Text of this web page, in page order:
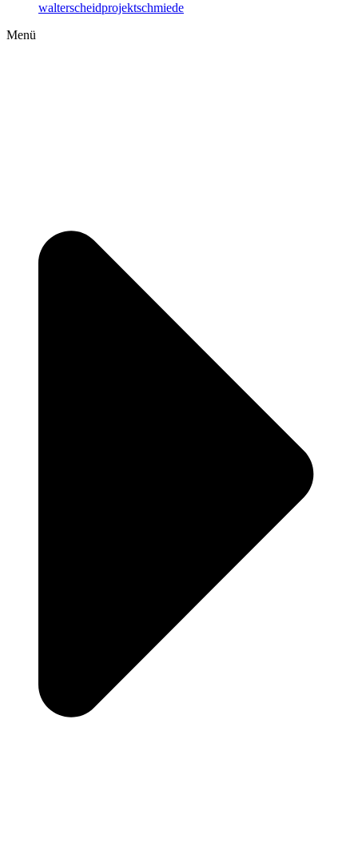
walterscheidprojektschmiede
Menü